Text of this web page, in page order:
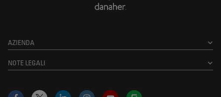
AZIENDA
NOTE LEGALI